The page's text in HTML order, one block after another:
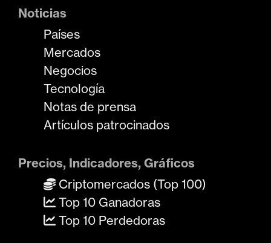
Noticias
Países
Mercados
Negocios
Tecnología
Notas de prensa
Artículos patrocinados
Precios, Indicadores, Gráficos
Criptomercados (Top 100)
Top 10 Ganadoras
Top 10 Perdedoras